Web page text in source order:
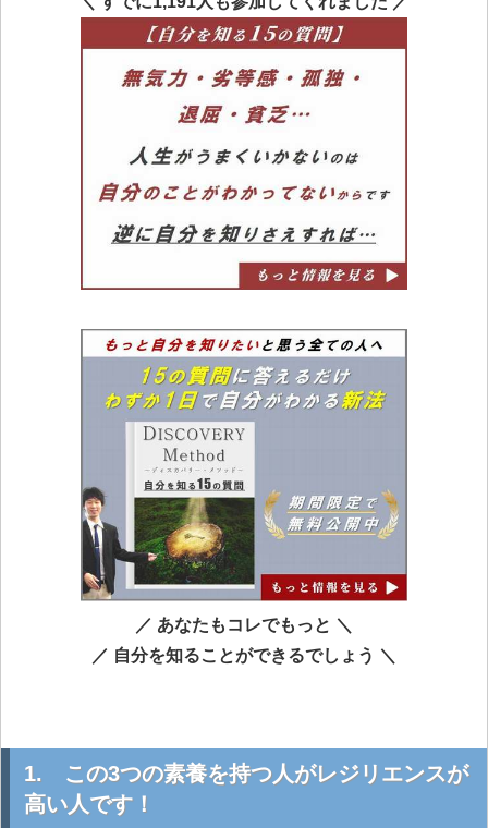
／ あなたもコレでもっと ＼
／ 自分を知ることができるでしょう ＼
1. この3つの素養を持つ人がレジリエンスが
高い人です！